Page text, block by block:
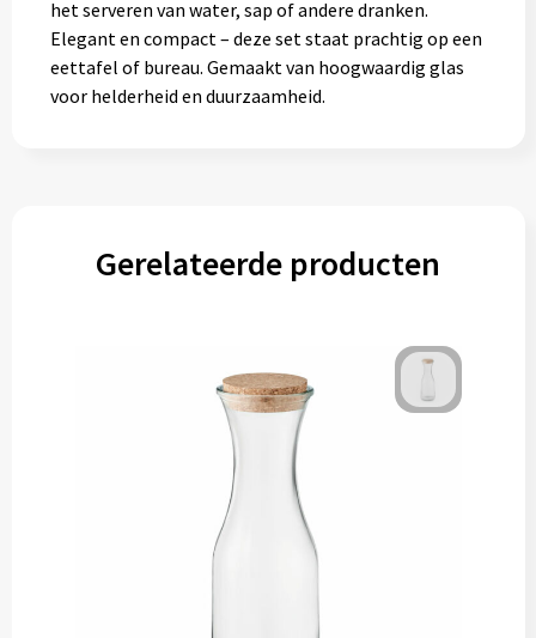
het serveren van water, sap of andere dranken.
Elegant en compact – deze set staat prachtig op een
eettafel of bureau. Gemaakt van hoogwaardig glas
voor helderheid en duurzaamheid.
Gerelateerde producten